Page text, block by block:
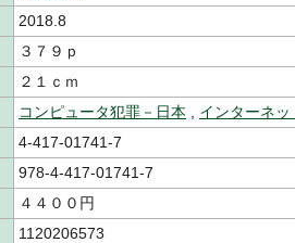
2018.8
３７９ｐ
２１ｃｍ
コンピュータ犯罪－日本
インターネ
4-417-01741-7
978-4-417-01741-7
４４００円
1120206573